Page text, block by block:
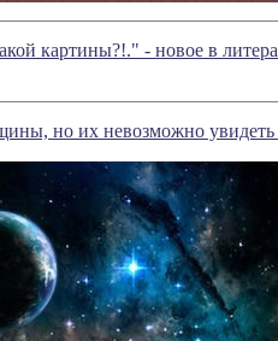
картины?!." - новое в
но их невозможно увидеть